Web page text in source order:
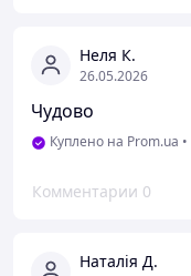
Неля К.
26.05.2026
Чудово
Куплено на Prom.ua •
Комментарии 0
Наталія Д.